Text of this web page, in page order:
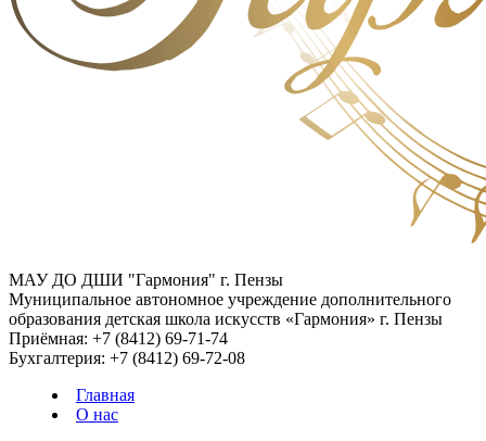
МАУ ДО ДШИ "Гармония" г. Пензы
Муниципальное автономное учреждение дополнительного
образования детская школа искусств «Гармония» г. Пензы
Приёмная: +7 (8412) 69-71-74
Бухгалтерия: +7 (8412) 69-72-08
Главная
О нас